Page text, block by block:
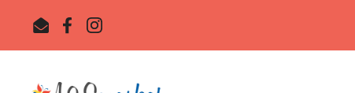
EmailFacebookInstagram